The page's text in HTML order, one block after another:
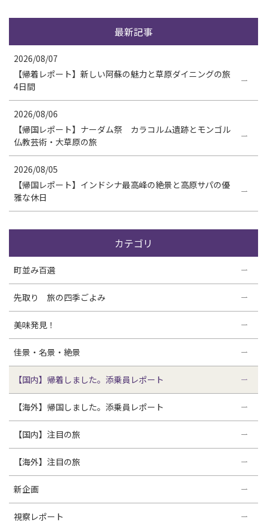
最新記事
2026/08/07
【帰着レポート】新しい阿蘇の魅力と草原ダイニングの旅
4日間
2026/08/06
【帰国レポート】ナーダム祭 カラコルム遺跡とモンゴル
仏教芸術・大草原の旅
2026/08/05
【帰国レポート】インドシナ最高峰の絶景と高原サパの優
雅な休日
カテゴリ
町並み百選
先取り 旅の四季ごよみ
美味発見！
佳景・名景・絶景
【国内】帰着しました。添乗員レポート
【海外】帰国しました。添乗員レポート
【国内】注目の旅
【海外】注目の旅
新企画
視察レポート